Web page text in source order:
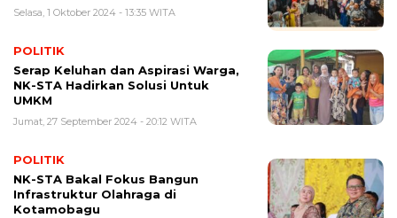
Selasa, 1 Oktober 2024 - 13:35 WITA
POLITIK
Serap Keluhan dan Aspirasi Warga,
NK-STA Hadirkan Solusi Untuk
UMKM
Jumat, 27 September 2024 - 20:12 WITA
POLITIK
NK-STA Bakal Fokus Bangun
Infrastruktur Olahraga di
Kotamobagu